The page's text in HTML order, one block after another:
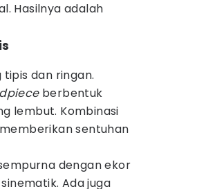
Hasilnya adalah
tipis dan ringan.
berbentuk
lembut. Kombinasi
sentuhan
dengan ekor
Ada juga